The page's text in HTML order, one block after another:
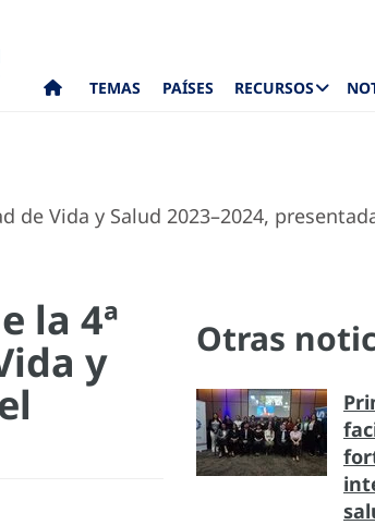
TEMAS PAÍSES RECURSOS
de Vida y Salud 2023–2024,
la 4ª
y Otras